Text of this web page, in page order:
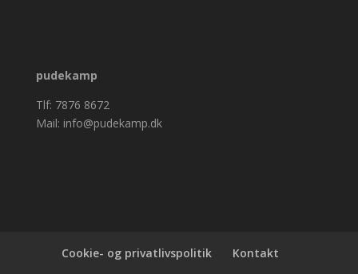
pudekamp
Tlf: 7876 8672
Mail: info@pudekamp.dk
Cookie- og privatlivspolitik Kontakt